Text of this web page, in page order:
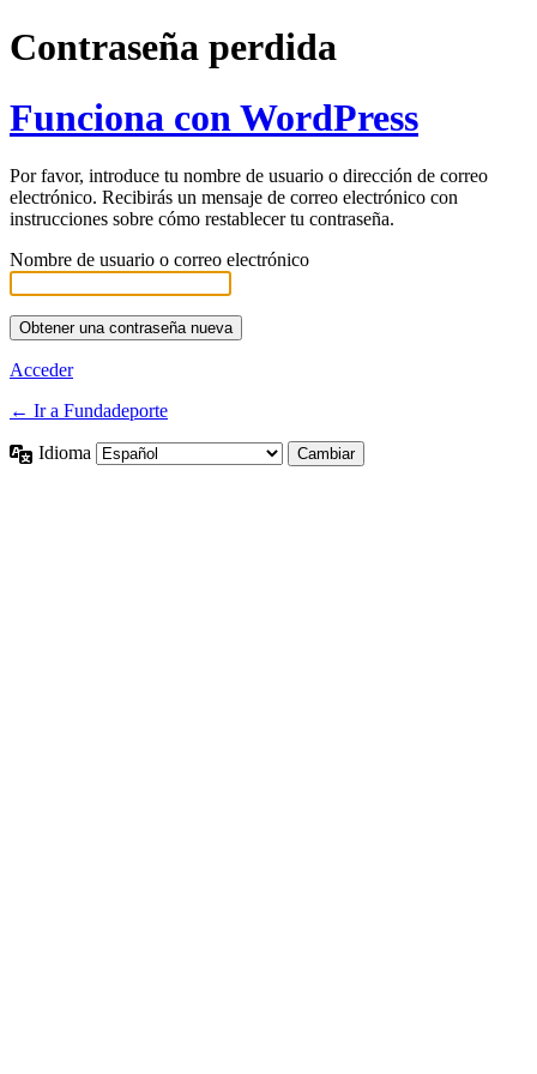
Contraseña perdida
Funciona con WordPress
Por favor, introduce tu nombre de usuario o dirección de correo
electrónico. Recibirás un mensaje de correo electrónico con
instrucciones sobre cómo restablecer tu contraseña.
Nombre de usuario o correo electrónico
Acceder
← Ir a Fundadeporte
Idioma